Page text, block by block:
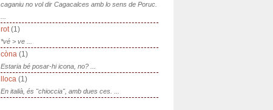
caganiu no vol dir Cagacalces amb lo sens de Poruc.
rot(1)
*vé > ve ...
còna (1)
Estaria bé posar-hi icona, no? ...
lloca (1)
En italià, és "chioccia", amb dues ces. ...